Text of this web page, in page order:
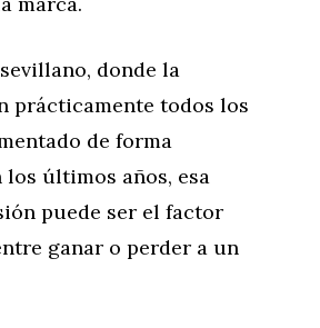
donde la
prácticamente todos los
de forma
últimos años, esa
puede ser el factor
ganar o perder a un